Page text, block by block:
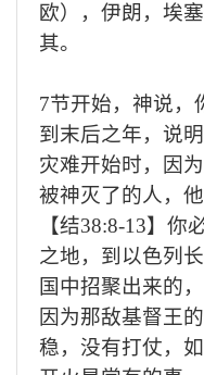
欧），伊朗，埃
其。
7节开始，神说，
到末后之年，说
灾难开始时，因
被神灭了的人，
【结38:8-13】你
之地，到以色列
国中招聚出来的
因为那敌基督王
稳，没有打仗，